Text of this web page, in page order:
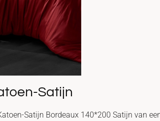
Satijn
Satijn Bordeaux 140*200 Satijn van